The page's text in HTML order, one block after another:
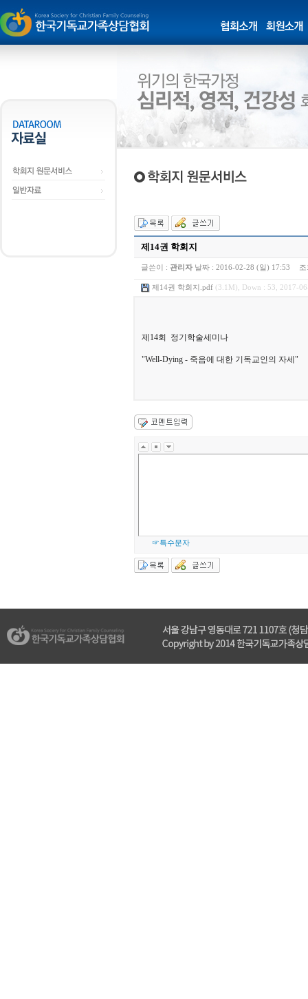
제14권 학회지
글쓴이 : 관리자 날짜 : 2016-02-28 (일) 17:53
제14권 학회지.pdf (3.1M), Down : 53, 2017-
제14회 정기학술세미나
"Well-Dying - 죽음에 대한 기독교인의 자세"
☞특수문자